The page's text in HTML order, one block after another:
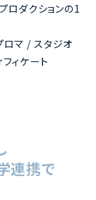
ダクションの1
ロマ / スタジオ
ィケート
連携で